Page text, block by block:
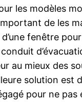
les modèles
de les
fenêtre
au mieux des
solution est
pour ne pas